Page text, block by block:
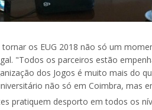
os EUG 2018 não só um
"Todos os parceiros estão
dos Jogos é muito mais do
não só em Coimbra, mas
pratiquem desporto em todos os